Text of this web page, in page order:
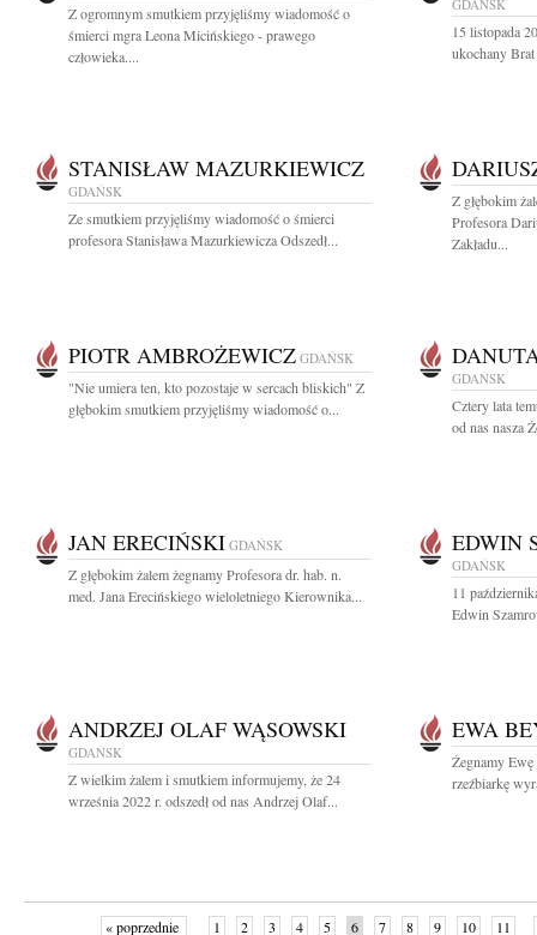
Z ogromnym smutkiem przyjęliśmy wiadomość o
śmierci mgra Leona Micińskiego - prawego
człowieka....
GDAŃSK
15 listopada
ukochany
STANISŁAW MAZURKIEWICZ
GDAŃSK
Ze smutkiem przyjęliśmy wiadomość o śmierci
profesora Stanisława Mazurkiewicza Odszedł...
Z głębokim
Profesora
Zakładu...
PIOTR AMBROŻEWICZ GDAŃSK
"Nie umiera ten, kto pozostaje w sercach bliskich" Z
głębokim smutkiem przyjęliśmy wiadomość o...
GDAŃSK
Cztery lata
od nas nasza
JAN ERECIŃSKI GDAŃSK
Z głębokim żalem żegnamy Profesora dr. hab. n.
med. Jana Erecińskiego wieloletniego Kierownika...
EDWIN
GDAŃSK
11
Edwin
ANDRZEJ OLAF WĄSOWSKI
GDAŃSK
Z wielkim żalem i smutkiem informujemy, że 24
września 2022 r. odszedł od nas Andrzej Olaf...
EWA
Żegnamy
rzeźbiarkę
« poprzednie 1 2 3 4 5 6 7 8 9 10 11